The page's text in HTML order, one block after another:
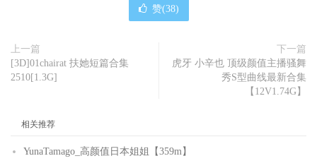
赞(38)
上一篇
[3D]01chairat 扶她短篇合集
2510[1.3G]
下一篇
虎牙 小辛也 顶级颜值主播骚舞
秀S型曲线最新合集
【12V1.74G】
相关推荐
YunaTamago_高颜值日本姐姐【359m】